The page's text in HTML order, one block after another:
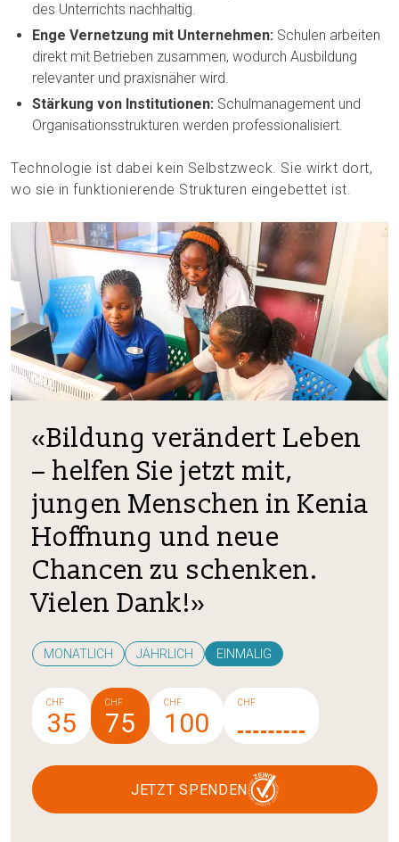
des Unterrichts nachhaltig.
Enge Vernetzung mit Unternehmen: Schulen arbeiten
direkt mit Betrieben zusammen, wodurch Ausbildung
relevanter und praxisnäher wird.
Stärkung von Institutionen: Schulmanagement und
Organisationsstrukturen werden professionalisiert.
Technologie ist dabei kein Selbstzweck. Sie wirkt dort,
wo sie in funktionierende Strukturen eingebettet ist.
«Bildung verändert Leben
– helfen Sie jetzt mit,
jungen Menschen in Kenia
Hoffnung und neue
Chancen zu schenken.
Vielen Dank!»
MONATLICH JÄHRLICH EINMALIG
CHF
35
CHF
75
CHF
100
CHF
JETZT SPENDEN